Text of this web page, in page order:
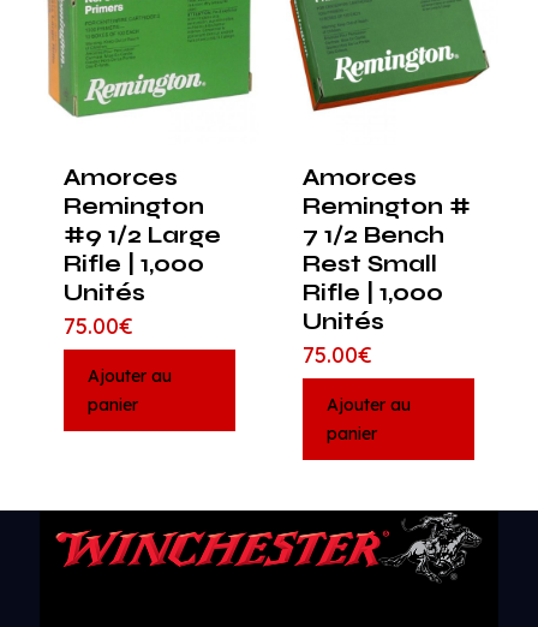
Amorces
Remington
#9 1/2 Large
Rifle | 1,000
Unités
75.00€
Ajouter au
panier
Amorces
Remington #
7 1/2 Bench
Rest Small
Rifle | 1,000
Unités
75.00€
Ajouter au
panier